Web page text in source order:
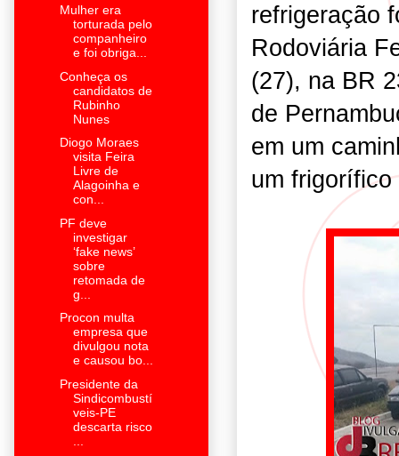
refrigeração
Rodoviária
(27), na BR
de
em um
um
Mulher era
torturada pelo
companheiro
e foi obriga...
Conheça os
candidatos de
Rubinho
Nunes
Diogo Moraes
visita Feira
Livre de
Alagoinha e
con...
PF deve
investigar
‘fake news’
sobre
retomada de
g...
Procon multa
empresa que
divulgou nota
e causou bo...
Presidente da
Sindicombustí
veis-PE
descarta risco